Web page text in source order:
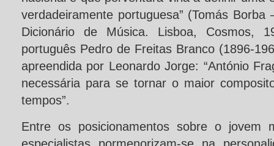
verdadeiramente portuguesa” (Tomás Borba
Dicionário de Música. Lisboa, Cosmos,
português Pedro de Freitas Branco (1896-
apreendida por Leonardo Jorge: “António
necessária para se tornar o maior
tempos”.
Entre os posicionamentos sobre o jovem